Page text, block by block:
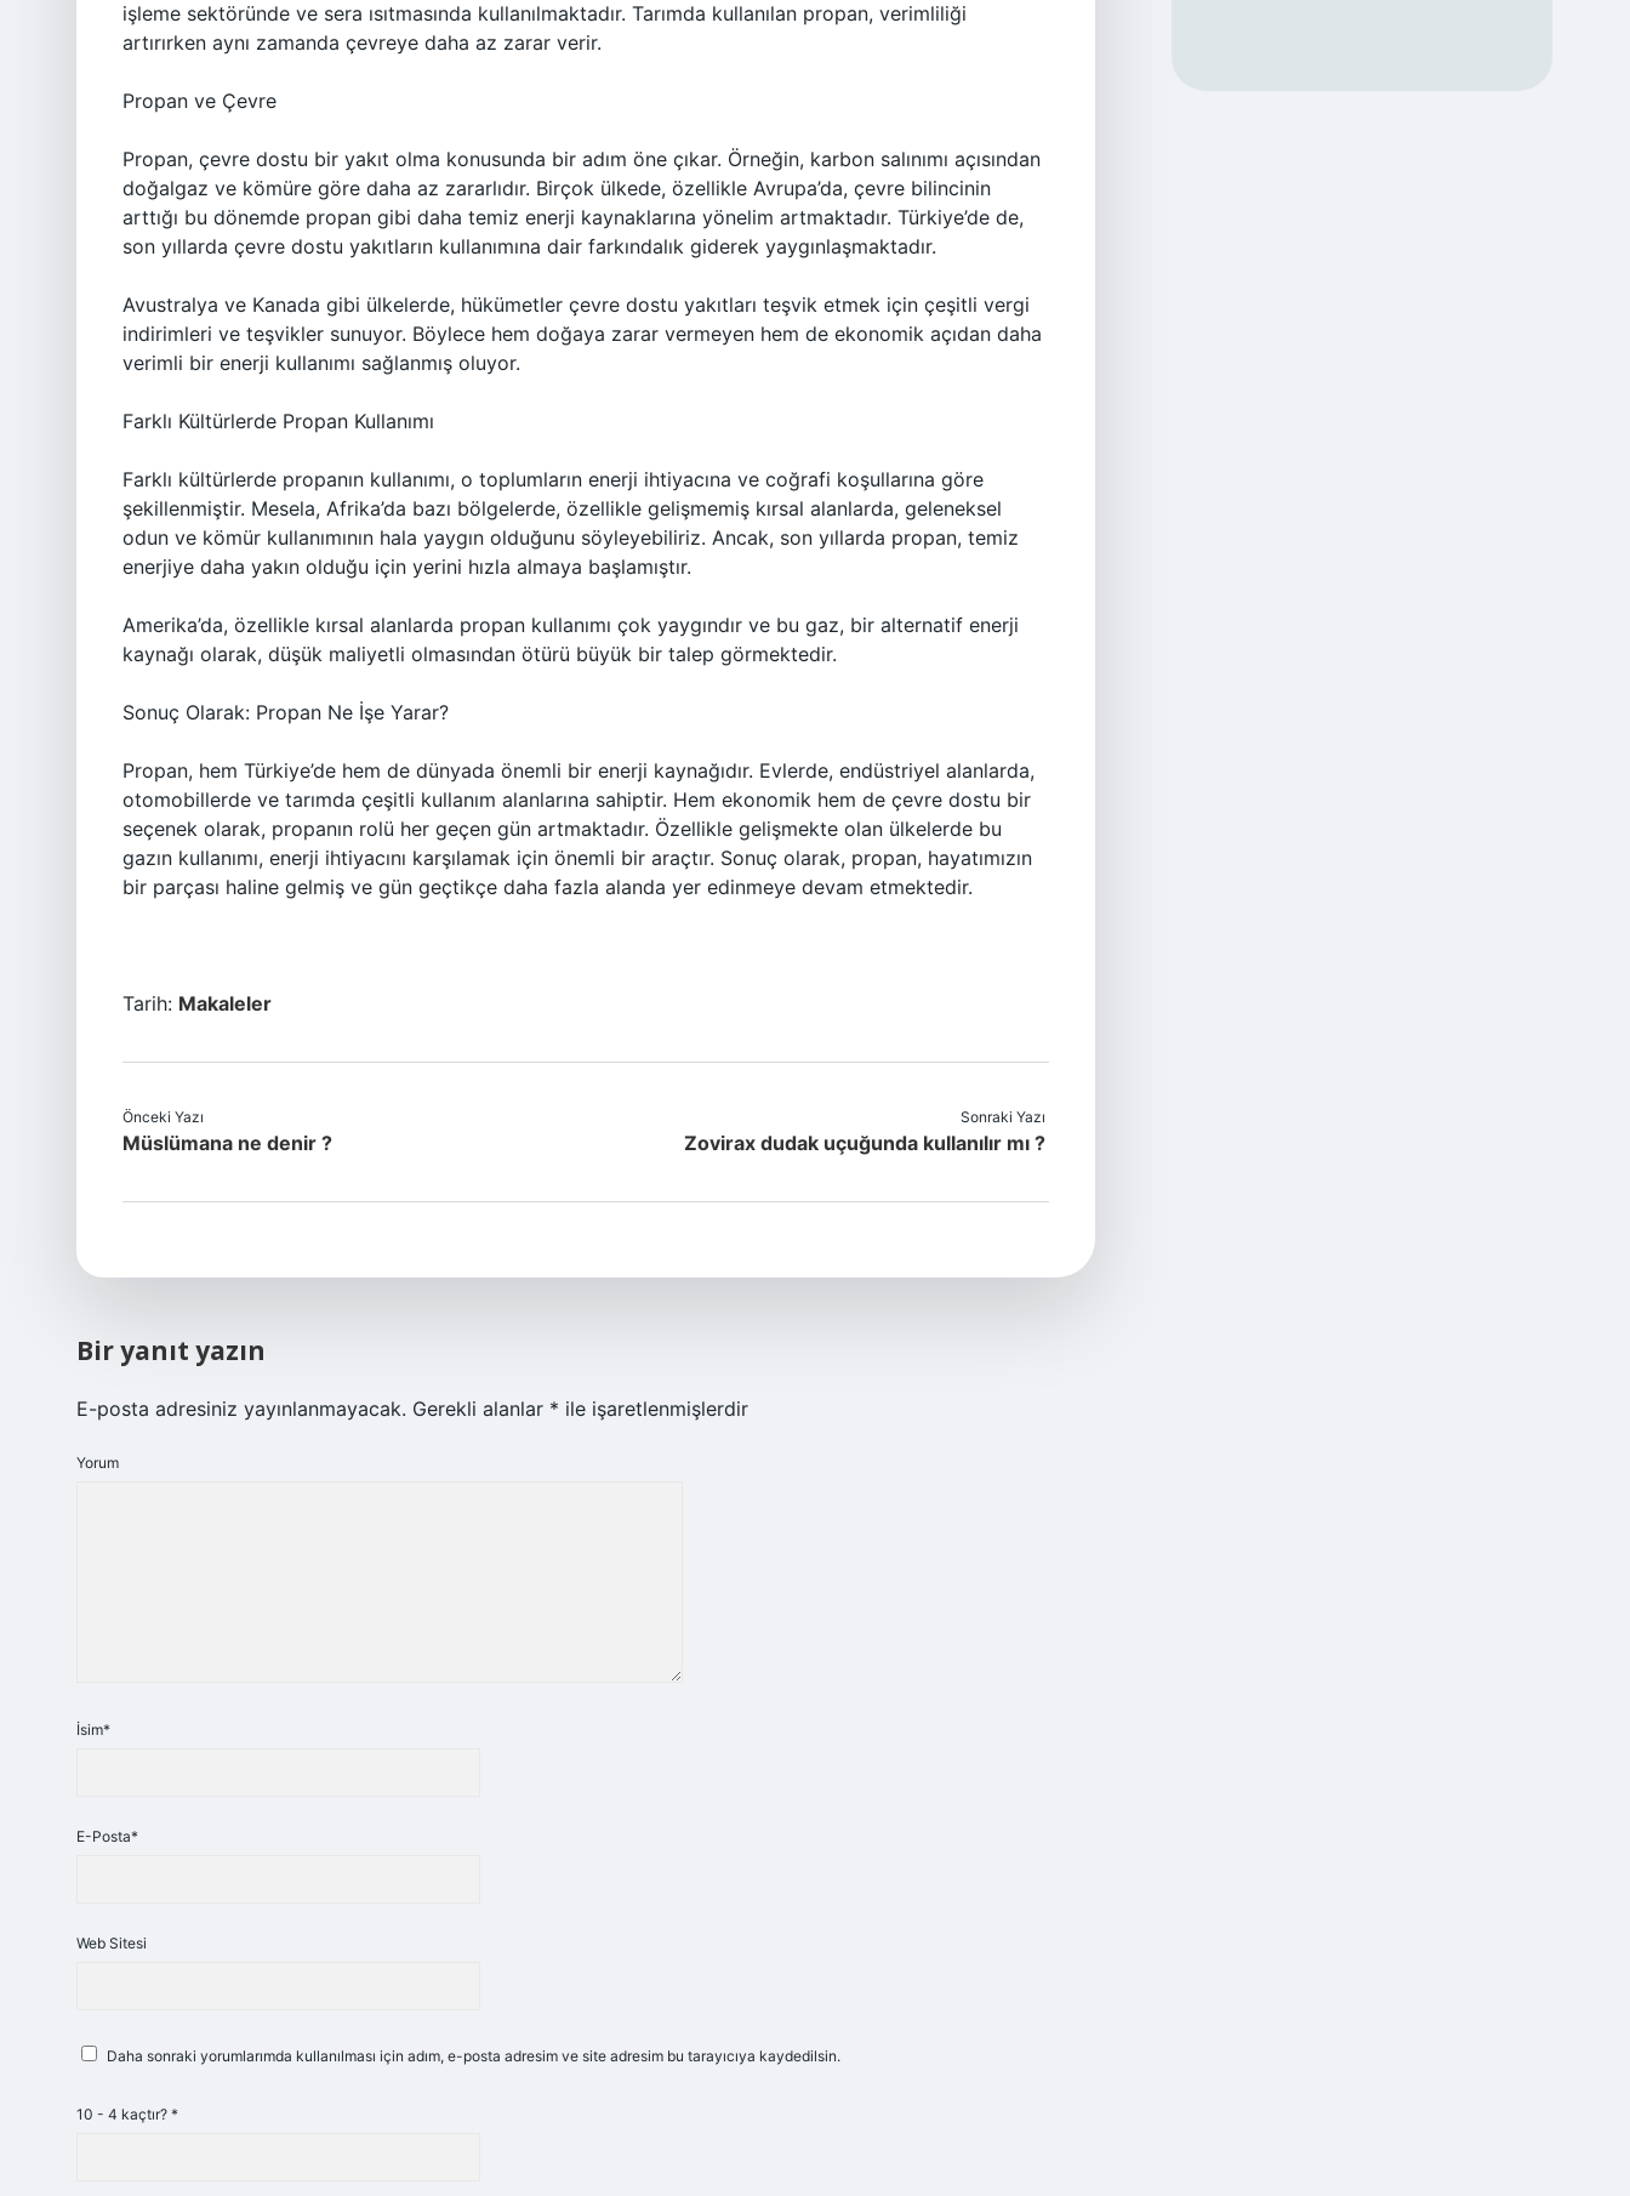
işleme sektöründe ve sera ısıtmasında kullanılmaktadır. Tarımda kullanılan propan, verimliliği
artırırken aynı zamanda çevreye daha az zarar verir.
Propan ve Çevre
Propan, çevre dostu bir yakıt olma konusunda bir adım öne çıkar. Örneğin, karbon salınımı açısından
doğalgaz ve kömüre göre daha az zararlıdır. Birçok ülkede, özellikle Avrupa’da, çevre bilincinin
arttığı bu dönemde propan gibi daha temiz enerji kaynaklarına yönelim artmaktadır. Türkiye’de de,
son yıllarda çevre dostu yakıtların kullanımına dair farkındalık giderek yaygınlaşmaktadır.
Avustralya ve Kanada gibi ülkelerde, hükümetler çevre dostu yakıtları teşvik etmek için çeşitli vergi
indirimleri ve teşvikler sunuyor. Böylece hem doğaya zarar vermeyen hem de ekonomik açıdan daha
verimli bir enerji kullanımı sağlanmış oluyor.
Farklı Kültürlerde Propan Kullanımı
Farklı kültürlerde propanın kullanımı, o toplumların enerji ihtiyacına ve coğrafi koşullarına göre
şekillenmiştir. Mesela, Afrika’da bazı bölgelerde, özellikle gelişmemiş kırsal alanlarda, geleneksel
odun ve kömür kullanımının hala yaygın olduğunu söyleyebiliriz. Ancak, son yıllarda propan, temiz
enerjiye daha yakın olduğu için yerini hızla almaya başlamıştır.
Amerika’da, özellikle kırsal alanlarda propan kullanımı çok yaygındır ve bu gaz, bir alternatif enerji
kaynağı olarak, düşük maliyetli olmasından ötürü büyük bir talep görmektedir.
Sonuç Olarak: Propan Ne İşe Yarar?
Propan, hem Türkiye’de hem de dünyada önemli bir enerji kaynağıdır. Evlerde, endüstriyel alanlarda,
otomobillerde ve tarımda çeşitli kullanım alanlarına sahiptir. Hem ekonomik hem de çevre dostu bir
seçenek olarak, propanın rolü her geçen gün artmaktadır. Özellikle gelişmekte olan ülkelerde bu
gazın kullanımı, enerji ihtiyacını karşılamak için önemli bir araçtır. Sonuç olarak, propan, hayatımızın
bir parçası haline gelmiş ve gün geçtikçe daha fazla alanda yer edinmeye devam etmektedir.
Tarih: Makaleler
Önceki Yazı
Müslümana ne denir ?
Sonraki Yazı
Zovirax dudak uçuğunda kullanılır mı ?
Bir yanıt yazın
E-posta adresiniz yayınlanmayacak. Gerekli alanlar * ile işaretlenmişlerdir
Yorum
İsim*
E-Posta*
Web Sitesi
Daha sonraki yorumlarımda kullanılması için adım, e-posta adresim ve site adresim bu tarayıcıya kaydedilsin.
10 - 4 kaçtır? *